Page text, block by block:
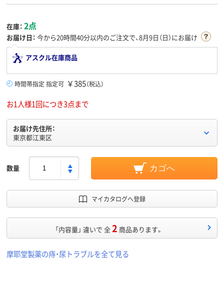
在庫： 2点
お届け日： 今から20時間40分以内のご注文で、8月9日（日）にお届け
アスクル在庫商品
時間帯指定 指定可 ￥385（税込）
お1人様1回につき3点まで
お届け先住所：
東京都江東区
数量 カゴへ
マイカタログへ登録
「内容量」 違いで 全2 商品あります。
摩耶堂製薬の痔・尿トラブルを全て見る